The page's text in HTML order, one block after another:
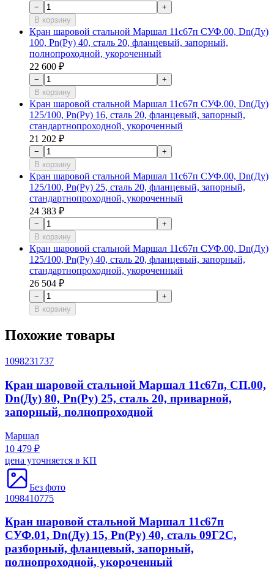
−
+
В корзину
Кран шаровой стальной Маршал 11с67п СУФ.00, Dn(Ду)
100, Рn(Ру) 40, сталь 20, фланцевый, запорный,
полнопроходной, укороченный
22 600 ₽
−
+
В корзину
Кран шаровой стальной Маршал 11с67п СУФ.00, Dn(Ду)
125/100, Рn(Ру) 16, сталь 20, фланцевый, запорный,
стандартнопроходной, укороченный
21 202 ₽
−
+
В корзину
Кран шаровой стальной Маршал 11с67п СУФ.00, Dn(Ду)
125/100, Рn(Ру) 25, сталь 20, фланцевый, запорный,
стандартнопроходной, укороченный
24 383 ₽
−
+
В корзину
Кран шаровой стальной Маршал 11с67п СУФ.00, Dn(Ду)
125/100, Рn(Ру) 40, сталь 20, фланцевый, запорный,
стандартнопроходной, укороченный
26 504 ₽
−
+
В корзину
Похожие товары
1098231737
Кран шаровой стальной Маршал 11с67п, СП.00,
Dn(Ду) 80, Рn(Ру) 25, сталь 20, приварной,
запорный, полнопроходной
Маршал
10 479 ₽
цена уточняется в КП
Без фото
1098410775
Кран шаровой стальной Маршал 11с67п
СУФ.01, Dn(Ду) 15, Рn(Ру) 40, сталь 09Г2С,
разборный, фланцевый, запорный,
полнопроходной, укороченный